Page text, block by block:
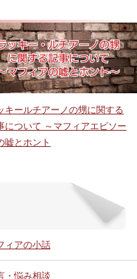
キールチアーノの甥に関する
について ～マフィアエピソー
嘘とホント
ィアの小話
・悩み相談